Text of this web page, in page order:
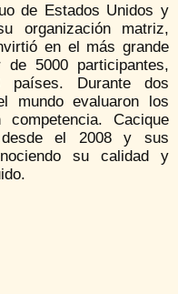
de Estados Unidos y
organización matriz,
en el más grande
5000 participantes,
Durante dos
mundo evaluaron los
Cacique
el 2008 y sus
su calidad y